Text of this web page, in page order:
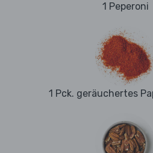
1 Peperoni
1 Pck. geräuchertes